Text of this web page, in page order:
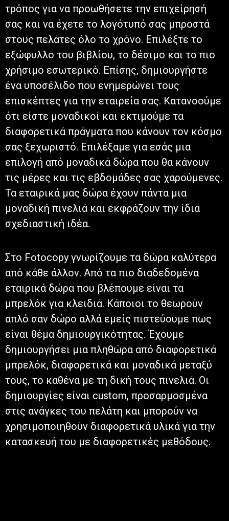
τρόπος για να προωθήσετε την επιχείρησή
σας και να έχετε το λογότυπό σας μπροστά
στους πελάτες όλο το χρόνο. Επιλέξτε το
εξώφυλλο του βιβλίου, το δέσιμο και το πιο
χρήσιμο εσωτερικό. Επίσης, δημιουργήστε
ένα υποσέλιδο που ενημερώνει τους
επισκέπτες για την εταιρεία σας. Κατανοούμε
ότι είστε μοναδικοί και εκτιμούμε τα
διαφορετικά πράγματα που κάνουν τον κόσμο
σας ξεχωριστό. Επιλέξαμε για εσάς μια
επιλογή από μοναδικά δώρα που θα κάνουν
τις μέρες και τις εβδομάδες σας χαρούμενες.
Τα εταιρικά μας δώρα έχουν πάντα μια
μοναδική πινελιά και εκφράζουν την ίδια
σχεδιαστική ιδέα.
Στο Fotocopy γνωρίζουμε τα δώρα καλύτερα
από κάθε άλλον. Από τα πιο διαδεδομένα
εταιρικά δώρα που βλέπουμε είναι τα
μπρελόκ για κλειδιά. Κάποιοι το θεωρούν
απλό σαν δώρο αλλά εμείς πιστεύουμε πως
είναι θέμα δημιουργικότητας. Έχουμε
δημιουργήσει μια πληθώρα από διαφορετικά
μπρελόκ, διαφορετικά και μοναδικά μεταξύ
τους, το καθένα με τη δική τους πινελιά. Οι
δημιουργίες είναι custom, προσαρμοσμένα
στις ανάγκες του πελάτη και μπορούν να
χρησιμοποιηθούν διαφορετικά υλικά για την
κατασκευή του με διαφορετικές μεθόδους.